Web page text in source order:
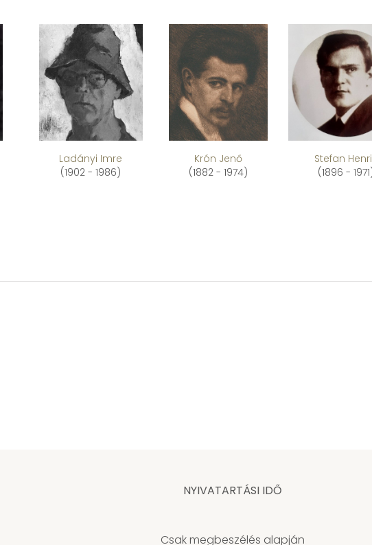
Ladányi Imre
(1902 - 1986)
Krón Jenő
(1882 - 1974)
Stefan
(1896 -
NYIVATARTÁSI IDŐ
Csak megbeszélés alapján